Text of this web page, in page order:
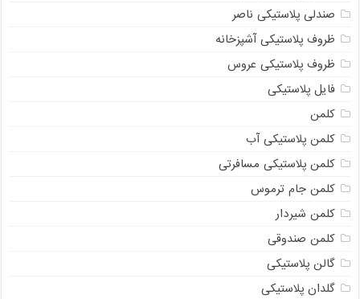
صندلی پلاستیکی ناصر
ظروف پلاستیکی آشپزخانه
ظروف پلاستیکی عروس
فایل پلاستیکی
کلمن
کلمن پلاستیکی آب
کلمن پلاستیکی مسافرتی
کلمن جام ترموس
کلمن شیردار
کلمن صندوقی
گالن پلاستیکی
گلدان پلاستیکی